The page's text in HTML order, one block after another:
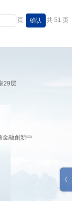
页 共 51 页
29层
⾦融創新中